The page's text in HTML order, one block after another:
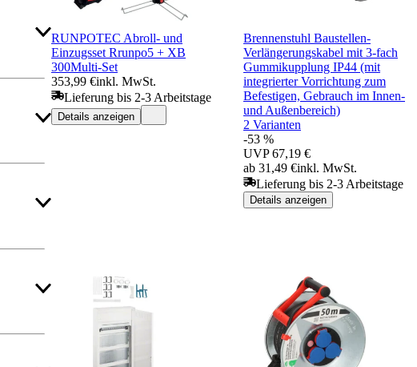
RUNPOTEC Abroll- und
Einzugsset Rrunpo5 + XB
300Multi-Set
353,99 €inkl. MwSt.
Lieferung bis 2-3 Arbeitstage
Details anzeigen
Brennenstuhl Baustellen-
Verlängerungskabel mit 3-fach
Gummikupplung IP44 (mit
integrierter Vorrichtung zum
Befestigen, Gebrauch im Innen-
und Außenbereich)
2 Varianten
-53 %
UVP 67,19 €
ab 31,49 €inkl. MwSt.
Lieferung bis 2-3 Arbeitstage
Details anzeigen